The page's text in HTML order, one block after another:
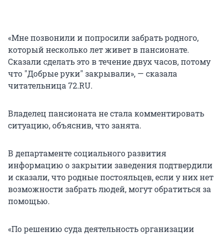
«Мне позвонили и попросили забрать родного,
который несколько лет живет в пансионате.
Сказали сделать это в течение двух часов, потому
что "Добрые руки" закрывали», — сказала
читательница 72.RU.
Владелец пансионата не стала комментировать
ситуацию, объяснив, что занята.
В департаменте социального развития
информацию о закрытии заведения подтвердили
и сказали, что родные постояльцев, если у них нет
возможности забрать людей, могут обратиться за
помощью.
«По решению суда деятельность организации